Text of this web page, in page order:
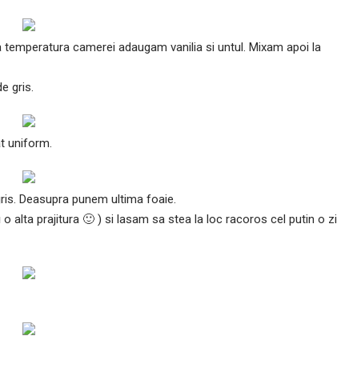
camerei adaugam vanilia si untul. Mixam apoi la
gris.
uniform.
Deasupra punem ultima foaie.
alta prajitura 🙂 ) si lasam sa stea la loc racoros cel putin o zi